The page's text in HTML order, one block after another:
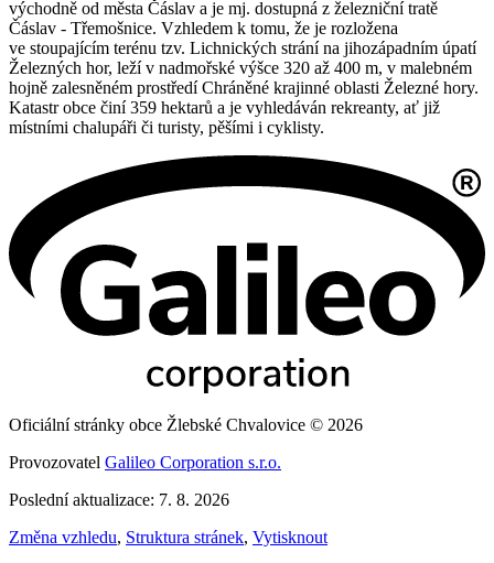
východně od města Čáslav a je mj. dostupná z železniční tratě
Čáslav - Třemošnice. Vzhledem k tomu, že je rozložena
ve stoupajícím terénu tzv. Lichnických strání na jihozápadním úpatí
Železných hor, leží v nadmořské výšce 320 až 400 m, v malebném
hojně zalesněném prostředí Chráněné krajinné oblasti Železné hory.
Katastr obce činí 359 hektarů a je vyhledáván rekreanty, ať již
místními chalupáři či turisty, pěšími i cyklisty.
Oficiální stránky obce Žlebské Chvalovice © 2026
Provozovatel Galileo Corporation s.r.o.
Poslední aktualizace: 7. 8. 2026
Změna vzhledu, Struktura stránek, Vytisknout